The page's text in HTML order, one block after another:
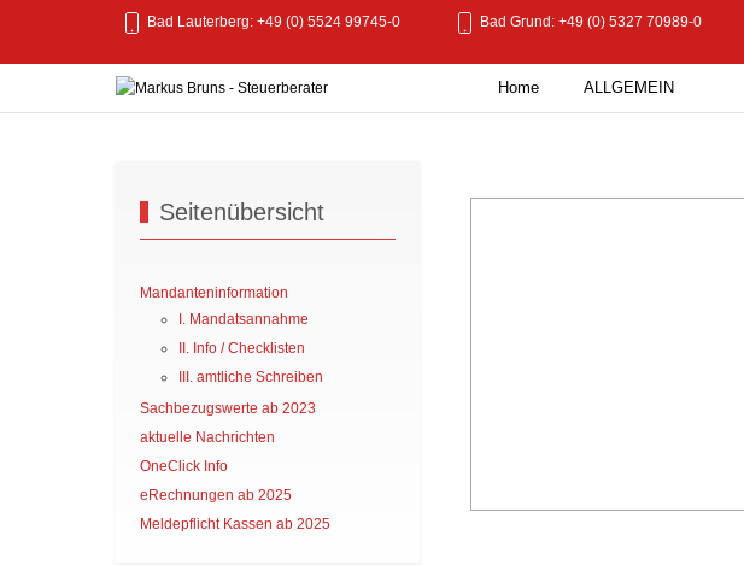
Bad Lauterberg: +49 (0) 5524 99745-0 Bad Grund: +49 (0) 5327 70989-0
Home ALLGEMEIN
Seitenübersicht
Mandanteninformation
I. Mandatsannahme
II. Info / Checklisten
III. amtliche Schreiben
Sachbezugswerte ab 2023
aktuelle Nachrichten
OneClick Info
eRechnungen ab 2025
Meldepflicht Kassen ab 2025